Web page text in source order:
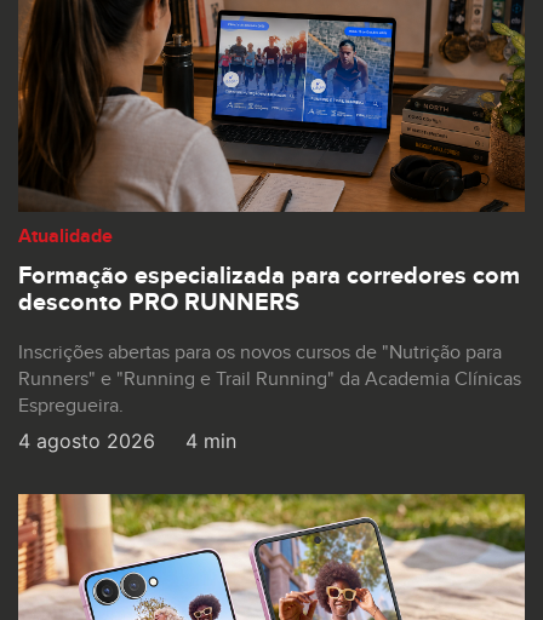
Atualidade
Formação especializada para corredores com
desconto PRO RUNNERS
Inscrições abertas para os novos cursos de "Nutrição para
Runners" e "Running e Trail Running" da Academia Clínicas
Espregueira.
4 agosto 2026 4 min